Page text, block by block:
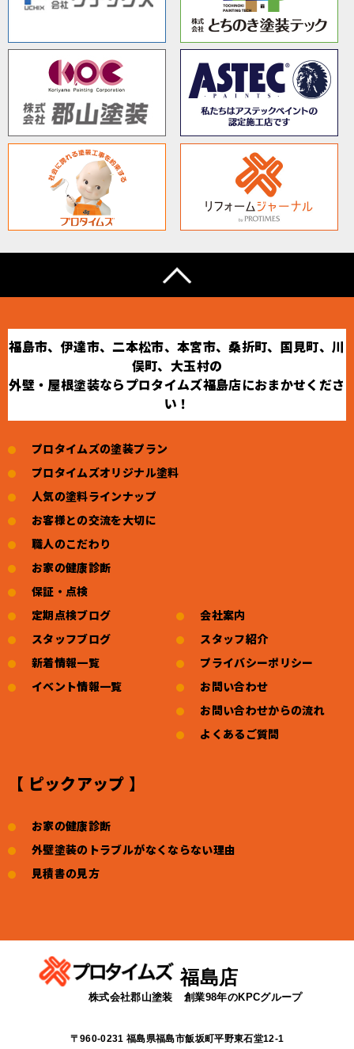
福島市、伊達市、二本松市、本宮市、桑折町、国見町、川
俣町、大玉村の
外壁・屋根塗装ならプロタイムズ福島店におまかせくださ
い！
プロタイムズの塗装プラン
プロタイムズオリジナル塗料
人気の塗料ラインナップ
お客様との交流を大切に
職人のこだわり
お家の健康診断
保証・点検
定期点検ブログ
スタッフブログ
新着情報一覧
イベント情報一覧
会社案内
スタッフ紹介
プライバシーポリシー
お問い合わせ
お問い合わせからの流れ
よくあるご質問
【 ピックアップ 】
お家の健康診断
外壁塗装のトラブルがなくならない理由
見積書の見方
福島店
株式会社郡山塗装 創業98年のKPCグループ
〒960-0231 福島県福島市飯坂町平野東石堂12-1